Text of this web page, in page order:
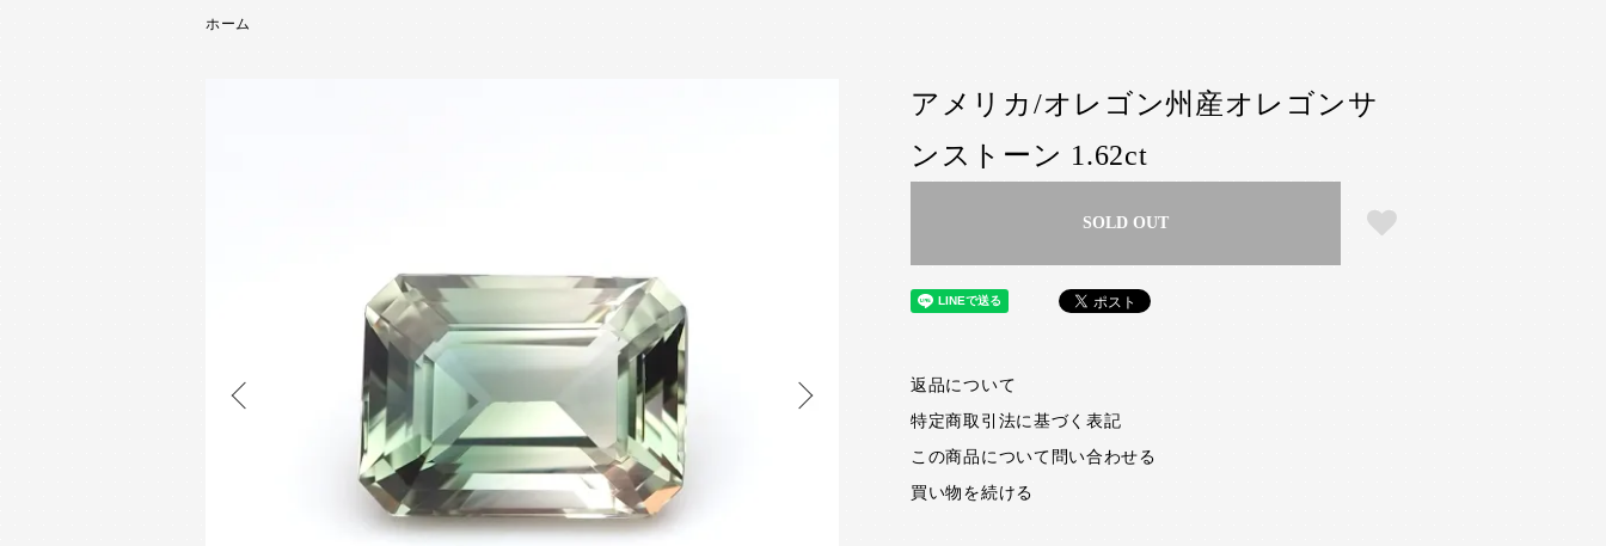
ホーム
アメリカ/オレゴン州産オレゴンサ
ンストーン 1.62ct
SOLD OUT
返品について
特定商取引法に基づく表記
この商品について問い合わせる
買い物を続ける